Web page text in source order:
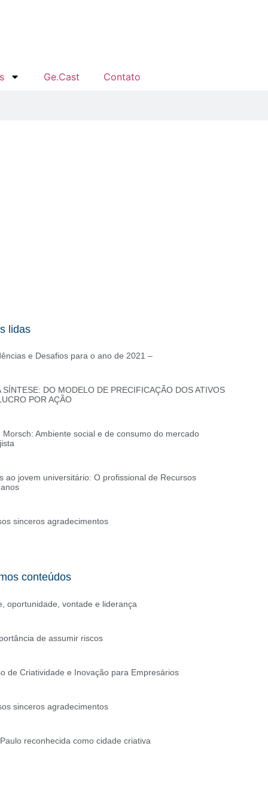
Ge.Cast Contato
lidas
conteúdos
oportunidade, vontade e liderança
de assumir riscos
de Criatividade e Inovação para Empresários
sinceros agradecimentos
reconhecida como cidade criativa
e Desafios para o ano de 2021 –
SÍNTESE: DO MODELO DE PRECIFICAÇÃO DOS ATIVOS
POR AÇÃO
Morsch: Ambiente social e de consumo do mercado
ao jovem universitário: O profissional de Recursos
sinceros agradecimentos